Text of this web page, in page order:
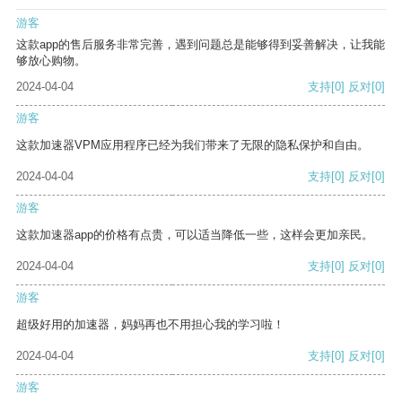
游客
这款app的售后服务非常完善，遇到问题总是能够得到妥善解决，让我能
够放心购物。
2024-04-04
支持[0] 反对[0]
游客
这款加速器VPM应用程序已经为我们带来了无限的隐私保护和自由。
2024-04-04 支持[0] 反对[0]
游客
这款加速器app的价格有点贵，可以适当降低一些，这样会更加亲民。
2024-04-04 支持[0] 反对[0]
游客
超级好用的加速器，妈妈再也不用担心我的学习啦！
2024-04-04 支持[0] 反对[0]
游客